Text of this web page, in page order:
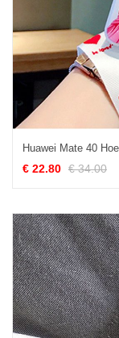
€ 22.80 € 34.00